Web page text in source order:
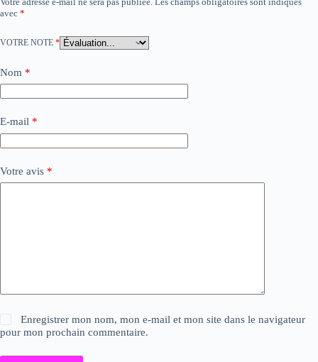
avec *
VOTRE NOTE *
Nom *
E-mail *
Votre avis *
Enregistrer mon nom, mon e-mail et mon site dans le navigateur
pour mon prochain commentaire.